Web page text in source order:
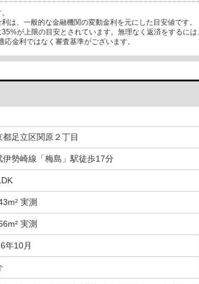
、一般的な金融機関の変動金利を元にした目安値です。
が上限の目安とされています。無理なく返済をするに
金利ではなく審査基準がございます。
都足立区関原２丁目
伊勢崎線「梅島」駅徒歩17分
実測
実測
年10月